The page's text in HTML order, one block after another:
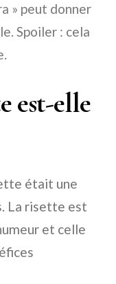
» peut donner
Spoiler : cela
est-elle
était une
La risette est
et celle